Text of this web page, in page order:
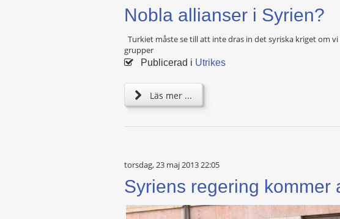
Nobla allianser i Syrien?
Turkiet måste se till att inte dras in det syriska kriget om
grupper
Publicerad i Utrikes
Läs mer ...
torsdag, 23 maj 2013 22:05
Syriens regering kommer